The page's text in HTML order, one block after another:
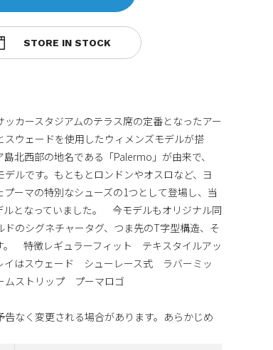
カースタジアムのテラス席の定番となったアー
ウェードを使用したウィメンズモデルが搭
北西部の地名である「Palermo」が由来で、
ルです。もともとロンドンやオスロなど、ヨ
ーマの特別なシューズの1つとして登場し、当
ルとなっていました。 今モデルもオリジナル同
のシグネチャータグ、つま先のT字型構造、そ
。 特徴レギュラーフィット テキスタイルアッ
イはスウェード シューレース式 ラバーミッ
ムストリップ プーマロゴ
なく変更される場合があります。あらかじめ